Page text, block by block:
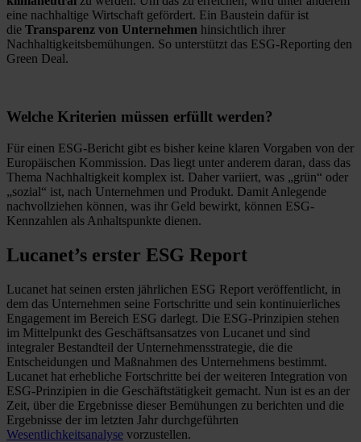
eine nachhaltige Wirtschaft gefördert. Ein Baustein dafür ist
die Transparenz von Unternehmen hinsichtlich ihrer
Nachhaltigkeitsbemühungen. So unterstützt das ESG-Reporting den
Green Deal.
Welche Kriterien müssen erfüllt werden?
Für einen ESG-Bericht gibt es bisher keine klaren Vorgaben von der
Europäischen Kommission. Das liegt unter anderem daran, dass das
Thema Nachhaltigkeit komplex ist. Daher variiert, was „grün“ oder
„sozial“ ist, nach Unternehmen und Produkt. Damit Anlegende
nachvollziehen können, was ihr Geld bewirkt, können ESG-
Kennzahlen als Anhaltspunkte dienen.
Lucanet’s erster ESG Report
Lucanet hat seinen ersten jährlichen ESG Report veröffentlicht, in
dem das Unternehmen seine Fortschritte und sein kontinuierliches
Engagement im Bereich ESG darlegt. Die ESG-Prinzipien stehen
im Mittelpunkt des Geschäftsansatzes von Lucanet und sind
integraler Bestandteil der Unternehmensstrategie, die die
Entscheidungen und Maßnahmen des Unternehmens bestimmt.
Lucanet hat erhebliche Fortschritte bei der weiteren Integration von
ESG-Prinzipien in die Geschäftstätigkeit gemacht. Nun ist es an der
Zeit, über die Ergebnisse dieser Bemühungen zu berichten und die
Ergebnisse der im letzten Jahr durchgeführten
Wesentlichkeitsanalyse vorzustellen.